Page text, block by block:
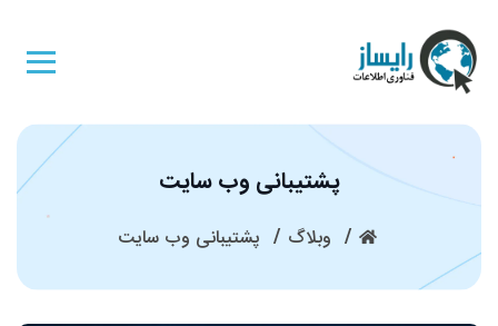
پشتیبانی وب سایت
وبلاگ پشتیبانی وب سایت